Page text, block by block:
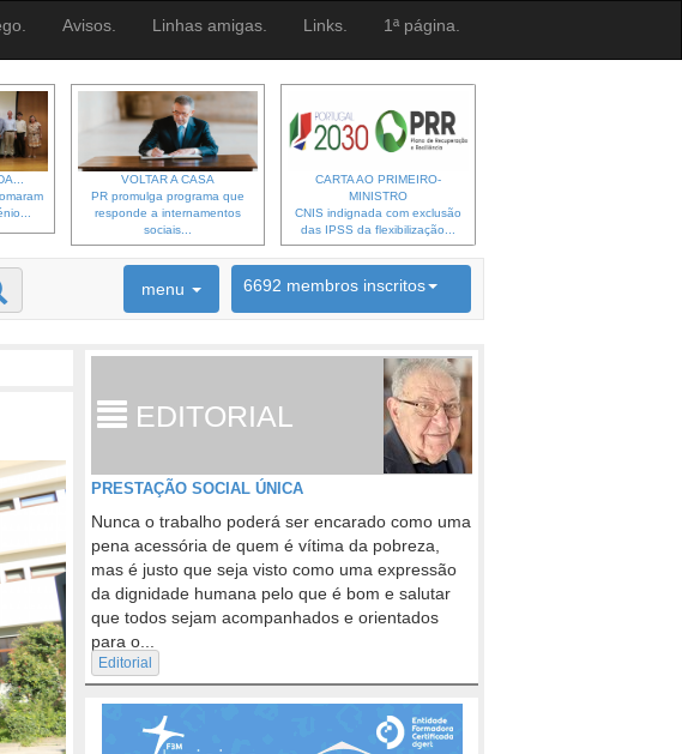
Avisos. Linhas amigas. Links. 1ª página.
VOLTAR A CASA
PR promulga programa que
responde a internamentos
sociais...
CARTA AO PRIMEIRO-
MINISTRO
CNIS indignada com exclusão
das IPSS da flexibilização...
menu 6692 membros inscritos
EDITORIAL
PRESTAÇÃO SOCIAL ÚNICA
Nunca o trabalho poderá ser encarado como uma
pena acessória de quem é vítima da pobreza,
mas é justo que seja visto como uma expressão
da dignidade humana pelo que é bom e salutar
que todos sejam acompanhados e orientados
para o...
Editorial